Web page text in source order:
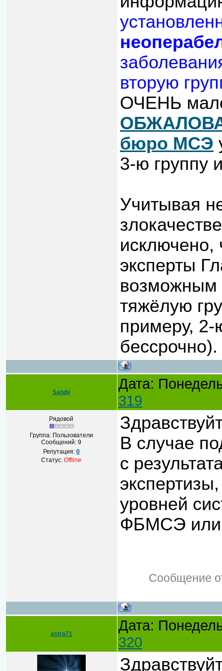
вторую
ОЧЕНЬ
бюро МСЭ
3-ю группу
Учитывая
исключено,
эксперты
возможным
тяжёлую
примеру, 2-
бессрочно).
Sandy
Дата:
319
Рядовой
Группа: Пользователи
Сообщений:9
Репутация: 0
Статус:Offline
В случае
с
уровней
ФБМСЭ или
Сообщение
astra71
Дата:
320